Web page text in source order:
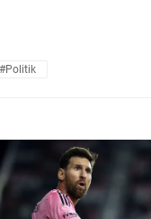
#Politik